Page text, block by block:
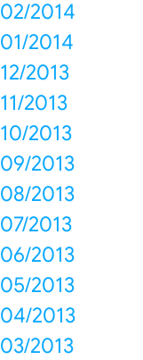
02/2014
01/2014
12/2013
11/2013
10/2013
09/2013
08/2013
07/2013
06/2013
05/2013
04/2013
03/2013